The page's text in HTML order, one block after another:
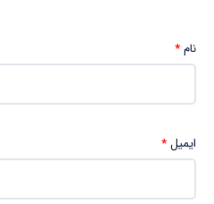
نام*
ایمیل*